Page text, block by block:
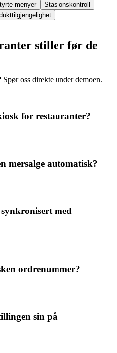
menyer
Stasjonskontroll
stiller før de
oss direkte under demoen.
for restauranter?
mersalge automatisk?
med
ordrenummer?
sin på